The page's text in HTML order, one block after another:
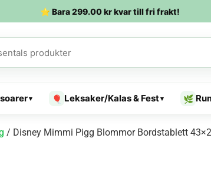
⭐ Bara299.00krkvar till fri frakt!
▾ 🎈 Leksaker/Kalas & Fest▾ 🌿
/ Disney Mimmi Pigg Blommor Bordstablett